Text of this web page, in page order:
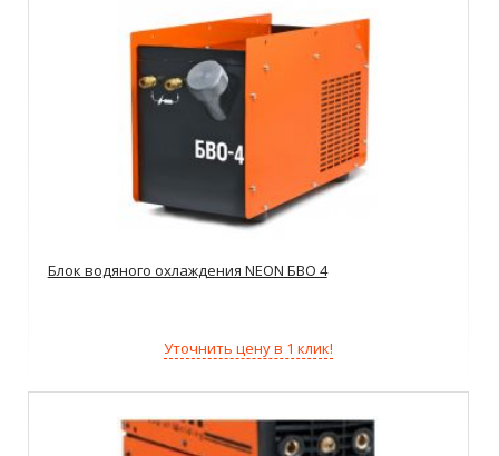
Блок водяного охлаждения NEON БВО 4
Уточнить цену в 1 клик!